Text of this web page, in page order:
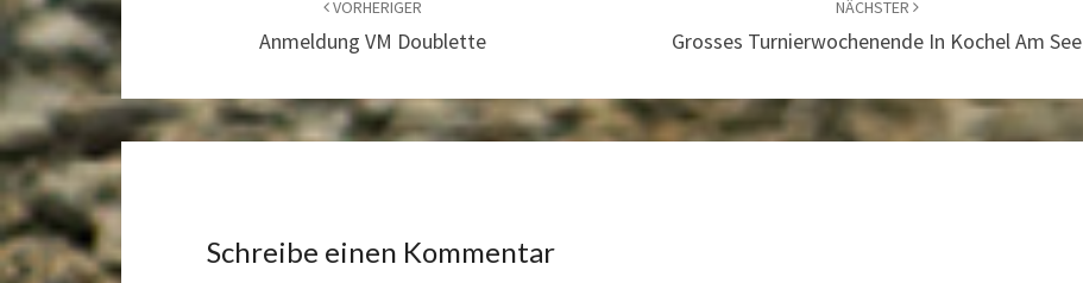
VORHERIGER
Anmeldung VM Doublette
NÄCHSTER
Grosses Turnierwochenende In Kochel Am See
Schreibe einen Kommentar